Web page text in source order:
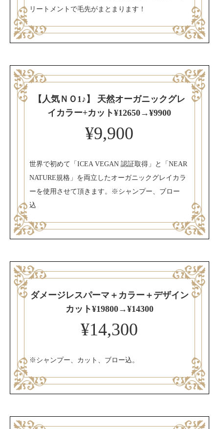
リートメントで毛先がまとまります！
【人気ＮＯ1♪】 天然オーガニックグレ
イカラー+カット¥12650→¥9900
¥9,900
世界で初めて「ICEA VEGAN 認証取得」と「NEAR
NATURE規格」を両立したオーガニックグレイカラ
ーを使用させて頂きます。※シャンプー、ブロー
込
ダメージレスパーマ＋カラー＋デザイン
カット¥19800→¥14300
¥14,300
※シャンプー、カット、ブロー込。